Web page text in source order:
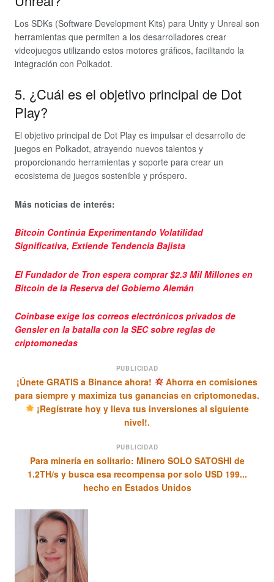
Los SDKs (Software Development Kits) para Unity y Unreal son
herramientas que permiten a los desarrolladores crear
videojuegos utilizando estos motores gráficos, facilitando la
integración con Polkadot.
5. ¿Cuál es el objetivo principal de Dot
Play?
El objetivo principal de Dot Play es impulsar el desarrollo de
juegos en Polkadot, atrayendo nuevos talentos y
proporcionando herramientas y soporte para crear un
ecosistema de juegos sostenible y próspero.
Más noticias de interés:
Bitcoin Continúa Experimentando Volatilidad
Significativa, Extiende Tendencia Bajista
El Fundador de Tron espera comprar $2.3 Mil Millones en
Bitcoin de la Reserva del Gobierno Alemán
Coinbase exige los correos electrónicos privados de
Gensler en la batalla con la SEC sobre reglas de
criptomonedas
PUBLICIDAD
¡Únete GRATIS a Binance ahora!
Ahorra en comisiones
para siempre y maximiza tus ganancias en criptomonedas.
¡Regístrate hoy y lleva tus inversiones al siguiente
nivel!.
PUBLICIDAD
Para minería en solitario: Minero SOLO SATOSHI de
1.2TH/s y busca esa recompensa por solo USD 199...
hecho en Estados Unidos